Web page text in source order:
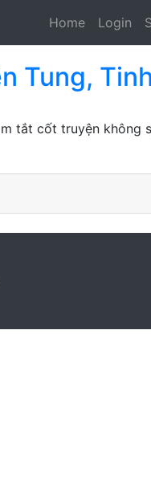
Home Login
Tung,
tắt cốt truyện không